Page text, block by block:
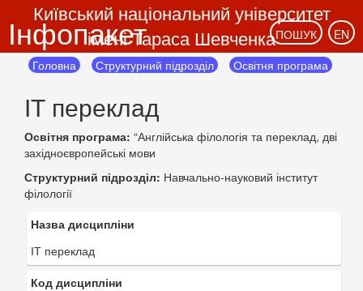
Інфопакет
Київський національний університет
імені Тараса ШевченкаПОШУК
EN
Головна
Структурний підрозділ Освітня програма
ІТ переклад
Освітня програма: “Англійська філологія та переклад, дві
західноєвропейські мови
Структурний підрозділ: Навчально-науковий інститут
філології
Назва дисципліни
ІТ переклад
Код дисципліни